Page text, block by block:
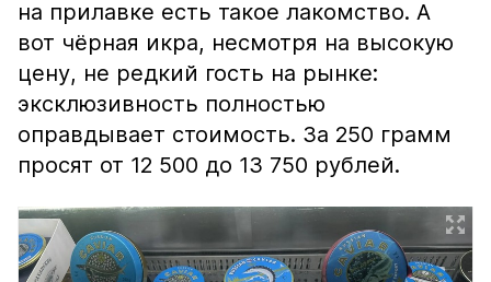
на прилавке есть такое лакомство. А
вот чёрная икра, несмотря на высокую
цену, не редкий гость на рынке:
эксклюзивность полностью
оправдывает стоимость. За 250 грамм
просят от 12 500 до 13 750 рублей.